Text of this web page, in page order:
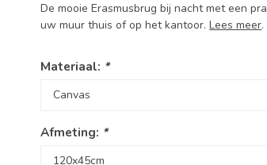
De mooie Erasmusbrug bij nacht met een
uw muur thuis of op het kantoor.Lees meer.
Materiaal: *
Afmeting: *